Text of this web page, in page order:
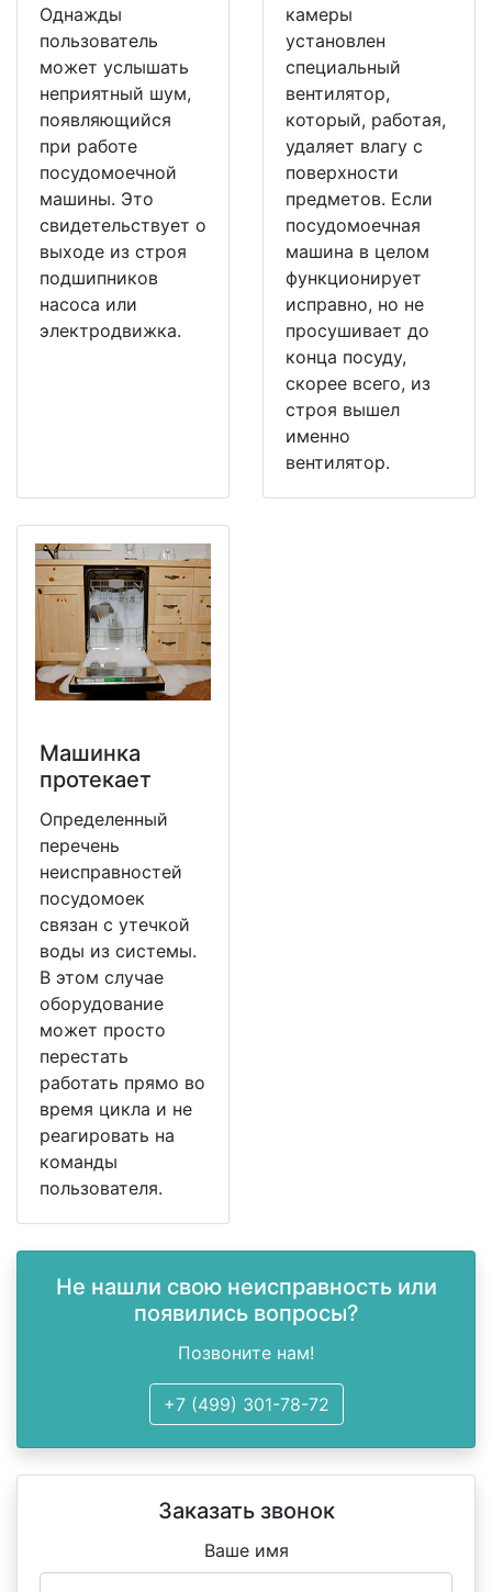
Однажды
пользователь
может услышать
неприятный шум,
появляющийся
при работе
посудомоечной
машины. Это
свидетельствует о
выходе из строя
подшипников
насоса или
электродвижка.
камеры
установлен
специальный
вентилятор,
который, работая,
удаляет влагу с
поверхности
предметов. Если
посудомоечная
машина в целом
функционирует
исправно, но не
просушивает до
конца посуду,
скорее всего, из
строя вышел
именно
вентилятор.
Машинка
протекает
Определенный
перечень
неисправностей
посудомоек
связан с утечкой
воды из системы.
В этом случае
оборудование
может просто
перестать
работать прямо во
время цикла и не
реагировать на
команды
пользователя.
Не нашли свою неисправность или
появились вопросы?
Позвоните нам!
+7 (499) 301-78-72
Заказать звонок
Ваше имя